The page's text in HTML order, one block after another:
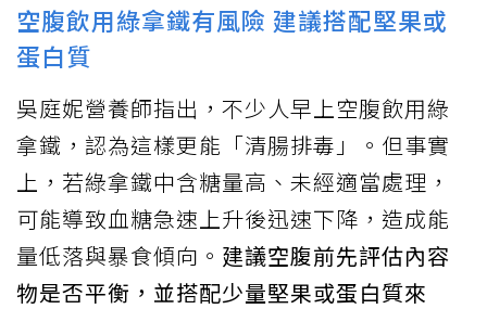
空腹飲用綠拿鐵有風險 建議搭配堅果或
蛋白質
吳庭妮營養師指出，不少人早上空腹飲用綠
拿鐵，認為這樣更能「清腸排毒」。但事實
上，若綠拿鐵中含糖量高、未經適當處理，
可能導致血糖急速上升後迅速下降，造成能
量低落與暴食傾向。 建議空腹前先評估內容
物是否平衡，並搭配少量堅果或蛋白質來